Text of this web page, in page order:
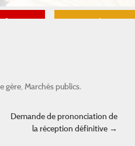
forme
Je connais mes
gère Marchés publics.
Demande de prononciation de
la réception définitive →